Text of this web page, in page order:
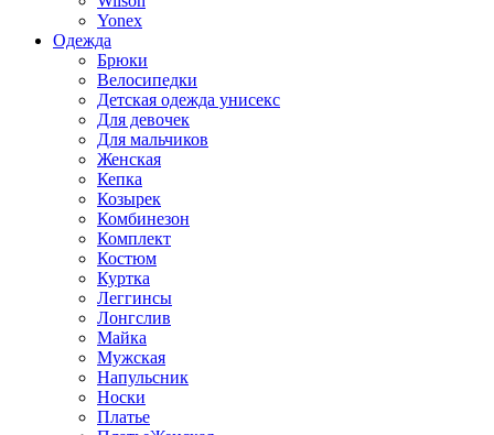
Yonex
Одежда
Брюки
Велосипедки
Детская одежда унисекс
Для девочек
Для мальчиков
Женская
Кепка
Козырек
Комбинезон
Комплект
Костюм
Куртка
Леггинсы
Лонгслив
Майка
Мужская
Напульсник
Носки
Платье